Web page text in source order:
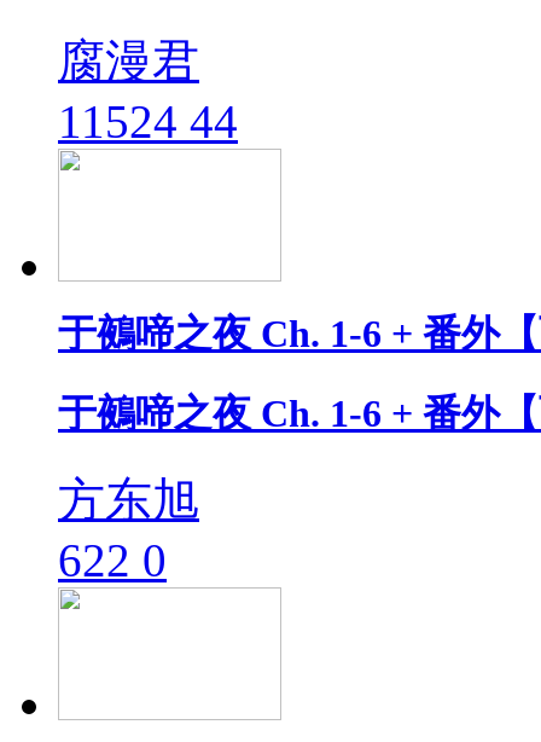
腐漫君
11524 44
于鵺啼之夜 Ch. 1-6 + 番外
于鵺啼之夜 Ch. 1-6 + 番外
方东旭
622 0